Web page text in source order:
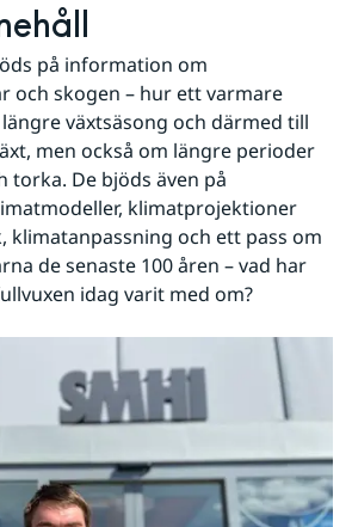
på information om
och skogen – hur ett varmare
växtsäsong och därmed till
men också om längre perioder
torka. De bjöds även på
klimatprojektioner
klimatanpassning och ett pass om
de senaste 100 åren – vad har
idag varit med om?